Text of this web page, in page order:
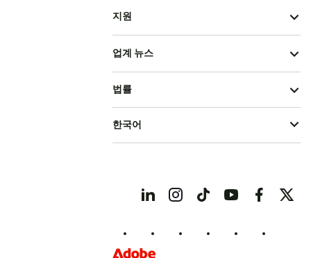
지원
업계 뉴스
법률
한국어